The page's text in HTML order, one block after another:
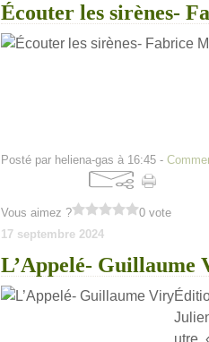
Écouter les sirènes-
Posté par heliena-gas à 16:45 -
Vous aimez ?
0 vote
17 septembre 2024
L’Appelé- Guillaume
utre.